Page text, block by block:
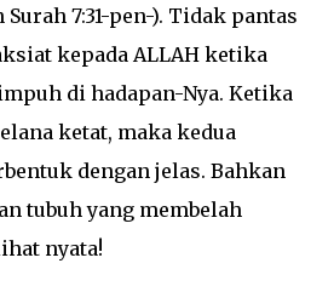
7:31-pen-). Tidak pantas
kepada ALLAH ketika
di hadapan-Nya. Ketika
ketat, maka kedua
dengan jelas. Bahkan
tubuh yang membelah
nyata!